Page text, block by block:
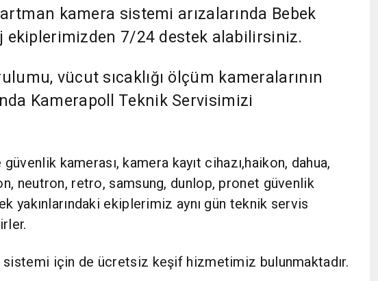
kamera sistemi arızalarında Bebek
ekiplerimizden 7/24 destek alabilirsiniz.
vücut sıcaklığı ölçüm kameralarının
Kamerapoll Teknik Servisimizi
kamerası, kamera kayıt cihazı,haikon, dahua,
neutron, retro, samsung, dunlop, pronet güvenlik
yakınlarındaki ekiplerimiz aynı gün teknik servis
sistemi için de ücretsiz keşif hizmetimiz bulunmaktadır.